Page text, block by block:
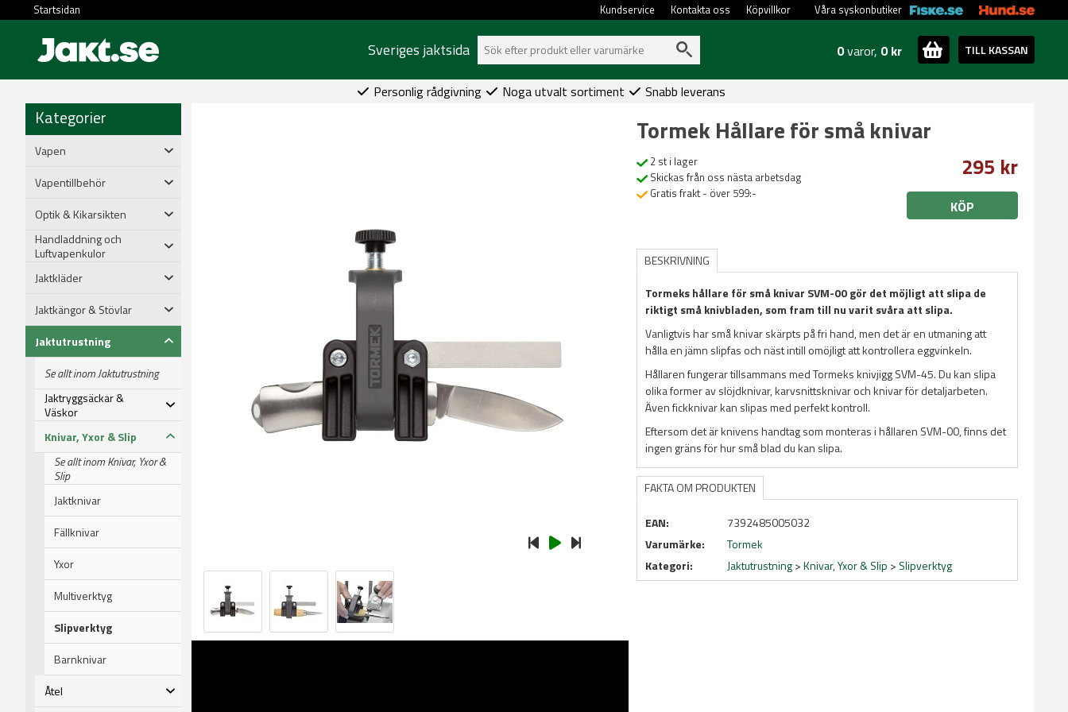
Startsidan Våra syskonbutiker
Köpvillkor
Kontakta oss
Kundservice
Sveriges jaktsida 0varor, 0 kr TILL KASSAN
Personlig rådgivning Noga utvalt sortiment Snabb leverans
Kategorier
Vapen
Vapentillbehör
Optik & Kikarsikten
Handladdning och
Luftvapenkulor
Jaktkläder
Jaktkängor & Stövlar
Jaktutrustning
Se allt inom Jaktutrustning
Jaktryggsäckar &
Väskor
Knivar, Yxor & Slip
Se allt inom Knivar, Yxor &
Slip
Jaktknivar
Fällknivar
Yxor
Multiverktyg
Slipverktyg
Barnknivar
Åtel
Tormek Hållare för små knivar
2 st i lager
Skickas från oss nästa arbetsdag
Gratis frakt - över 599:-
295 kr
KÖP
BESKRIVNING
Tormeks hållare för små knivar SVM-00 gör det möjligt att slipa de
riktigt små knivbladen, som fram till nu varit svåra att slipa.
Vanligtvis har små knivar skärpts på fri hand, men det är en utmaning att
hålla en jämn slipfas och näst intill omöjligt att kontrollera eggvinkeln.
Hållaren fungerar tillsammans med Tormeks knivjigg SVM-45. Du kan slipa
olika former av slöjdknivar, karvsnittsknivar och knivar för detaljarbeten.
Även fickknivar kan slipas med perfekt kontroll.
Eftersom det är knivens handtag som monteras i hållaren SVM-00, finns det
ingen gräns för hur små blad du kan slipa.
FAKTA OM PRODUKTEN
EAN:
7392485005032
Varumärke:
Tormek
Kategori:
Jaktutrustning>Knivar, Yxor & Slip > Slipverktyg